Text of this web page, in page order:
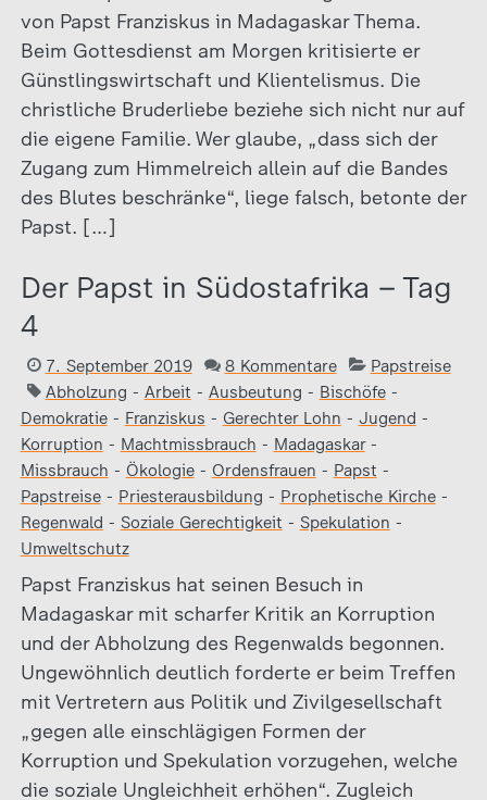
von Papst Franziskus in Madagaskar Thema.
Beim Gottesdienst am Morgen kritisierte er
Günstlingswirtschaft und Klientelismus. Die
christliche Bruderliebe beziehe sich nicht nur auf
die eigene Familie. Wer glaube, „dass sich der
Zugang zum Himmelreich allein auf die Bandes
des Blutes beschränke“, liege falsch, betonte der
Papst. […]
Der Papst in Südostafrika – Tag
4
7. September 2019 8 Kommentare
Papstreise
Abholzung - Arbeit - Ausbeutung - Bischöfe-
Demokratie- Franziskus - Gerechter Lohn - Jugend -
Korruption - Machtmissbrauch - Madagaskar-
Missbrauch - Ökologie- Ordensfrauen - Papst -
Papstreise- Priesterausbildung - Prophetische Kirche-
Regenwald - Soziale Gerechtigkeit - Spekulation -
Umweltschutz
Papst Franziskus hat seinen Besuch in
Madagaskar mit scharfer Kritik an Korruption
und der Abholzung des Regenwalds begonnen.
Ungewöhnlich deutlich forderte er beim Treffen
mit Vertretern aus Politik und Zivilgesellschaft
„gegen alle einschlägigen Formen der
Korruption und Spekulation vorzugehen, welche
die soziale Ungleichheit erhöhen“. Zugleich